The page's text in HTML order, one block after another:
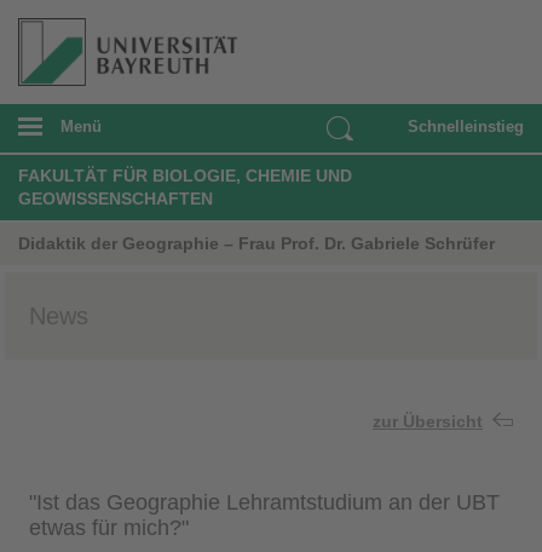
Menü Schnelleinstieg
FAKULTÄT FÜR BIOLOGIE, CHEMIE UND
GEOWISSENSCHAFTEN
Didaktik der Geographie – Frau Prof. Dr. Gabriele Schrüfer
News
zur Übersicht
"Ist das Geographie Lehramtstudium an der UBT
etwas für mich?"